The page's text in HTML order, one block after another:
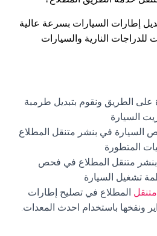
إطارات السيارات بسرعة عالية
النارية والسيارات
الطريق ونقوم بتبديل طرمبة
السيارة
السيارة في بنشر متنقل المطلاع
المتطورة
متنقل المطلاع في فحص
تشغيل السيارة
المطلاع في تصليح إطارات
ونفخها باستخدام احدث المعدات.